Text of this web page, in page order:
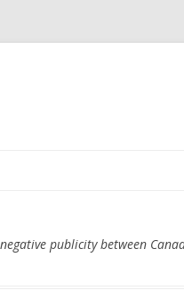
publicity between